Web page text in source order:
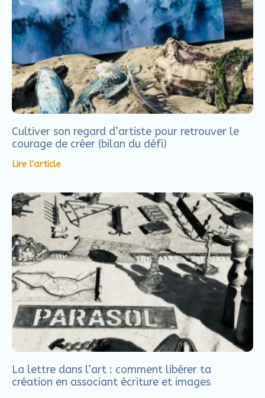
Cultiver son regard d’artiste pour retrouver le
courage de créer (bilan du défi)
Lire l'article
La lettre dans l’art : comment libérer ta
création en associant écriture et images